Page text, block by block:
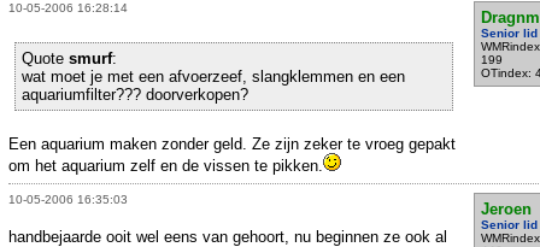
10-05-2006 16:28:14
Senior lid
199
OTindex:
Quote smurf:
wat moet je met een afvoerzeef, slangklemmen en een
aquariumfilter??? doorverkopen?
Een aquarium maken zonder geld. Ze zijn zeker te vroeg gepakt
om het aquarium zelf en de vissen te pikken.
10-05-2006 16:35:03
Jeroen
Senior lid
handbejaarde ooit wel eens van gehoort, nu beginnen ze ook al